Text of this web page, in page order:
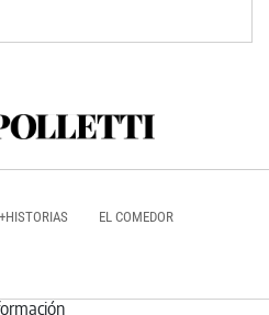
+HISTORIAS EL COMEDOR